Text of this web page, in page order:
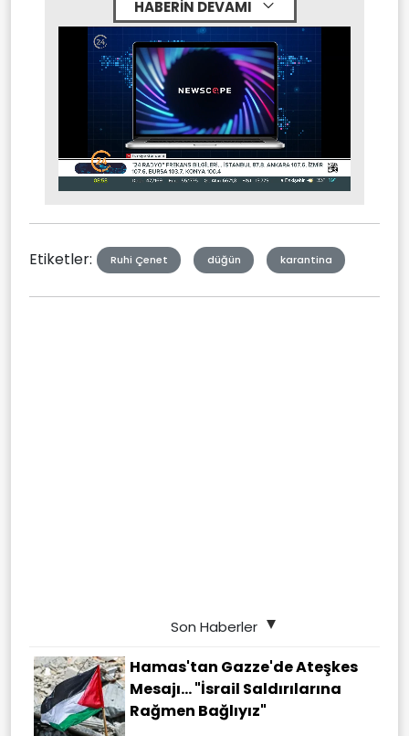
HABERİN DEVAMI
Mute Stream
Etiketler: Ruhi Çenet düğün karantina
Son Haberler
Hamas'tan Gazze'de Ateşkes
Mesajı... "İsrail Saldırılarına
Rağmen Bağlıyız"